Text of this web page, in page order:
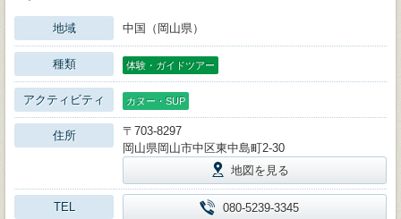
地域 中国（岡山県）
種類 体験・ガイドツアー
アクティビティ カヌー・SUP
住所
〒703-8297
岡山県岡山市中区東中島町2-30
地図を見る
TEL 080-5239-3345